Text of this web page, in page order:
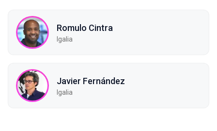
Romulo Cintra
Igalia
Javier Fernández
Igalia